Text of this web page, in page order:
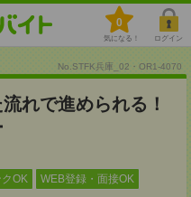
0
気になる！ ログイン
No.STFK兵庫_02・OR1-4070
れで進められる！
OK WEB登録・面接OK